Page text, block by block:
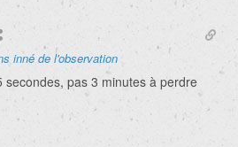
inné de l'observation
secondes, pas 3 minutes à perdre